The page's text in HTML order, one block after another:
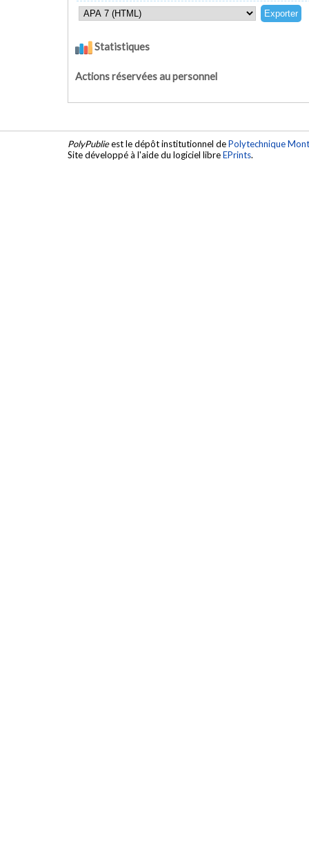
Statistiques
Actions réservées au personnel
PolyPublieest le dépôt institutionnel dePolytechnique
Site développé à l'aide du logiciel libreEPrints.